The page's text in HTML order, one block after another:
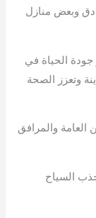
وبعض منازل
جودة الحياة في
وتعزز الصحة
العامة والمرافق
السياح